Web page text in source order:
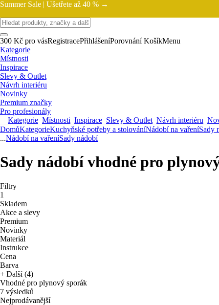
Summer Sale | Ušetřete až 40 % →
300 Kč pro vásRegistracePřihlášeníPorovnání KošíkMenu
Kategorie
Místnosti
Inspirace
Slevy & Outlet
Návrh interiéru
Novinky
Premium značky
Pro profesionály
Kategorie Místnosti Inspirace Slevy & Outlet Návrh interiéru
DomůKategorieKuchyňské potřeby a stolováníNádobí na vařeníSady
...Nádobí na vařeníSady nádobí
Sady nádobí vhodné pro
Filtry
1
Skladem
Akce a slevy
Premium
Novinky
Materiál
Instrukce
Cena
Barva
+ Další (4)
Vhodné pro plynový sporák
7 výsledků
Nejprodávanější